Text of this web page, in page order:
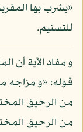
«يشرب بها
للتسنيم.
و مفاد الآية أن
قوله: «و مزاجه
من الرحيق
من الرحيق